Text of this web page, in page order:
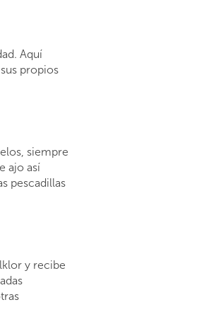
Aquí
propios
siempre
ajo así
pescadillas
y recibe